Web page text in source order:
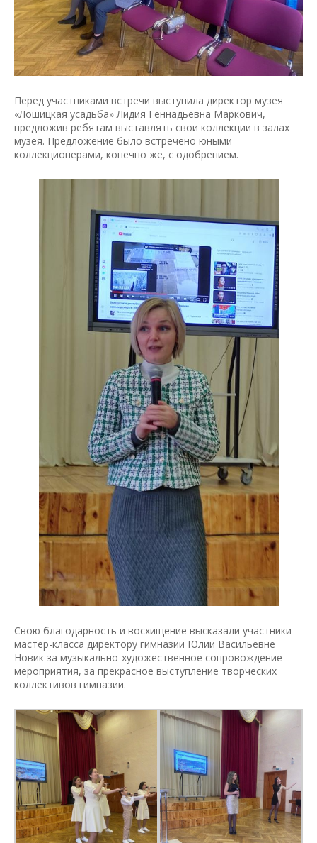
Перед участниками встречи выступила директор музея
«Лошицкая усадьба» Лидия Геннадьевна Маркович,
предложив ребятам выставлять свои коллекции в залах
музея. Предложение было встречено юными
коллекционерами, конечно же, с одобрением.
Свою благодарность и восхищение высказали участники
мастер-класса директору гимназии Юлии Васильевне
Новик за музыкально-художественное сопровождение
мероприятия, за прекрасное выступление творческих
коллективов гимназии.